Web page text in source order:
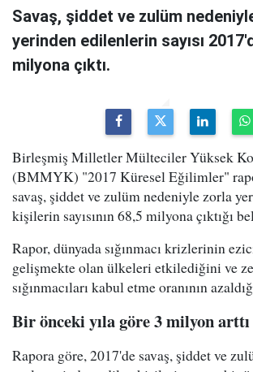
Savaş, şiddet ve zulüm
yerinden edilenlerin sayısı
milyona çıktı.
Birleşmiş Milletler Mülteciler Yüksek
(BMMYK) "2017 Küresel Eğilimler"
savaş, şiddet ve zulüm nedeniyle zorla
kişilerin sayısının 68,5 milyona çıktığı
Rapor, dünyada sığınmacı krizlerinin
gelişmekte olan ülkeleri etkilediğini ve
sığınmacıları kabul etme oranının
Bir önceki yıla göre 3 milyon arttı
Rapora göre, 2017'de savaş, şiddet ve